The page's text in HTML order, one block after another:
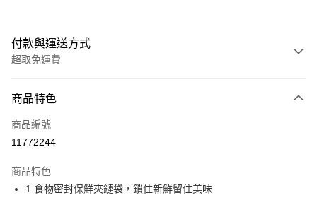
付款與運送方式
超取免運費
全家線上支付
超商取貨付款
運送方式
全家取貨付款
商品特色
商品編號
11772244
商品特色
1.食物密封保鮮夾鏈袋，鎖住新鮮留住美味